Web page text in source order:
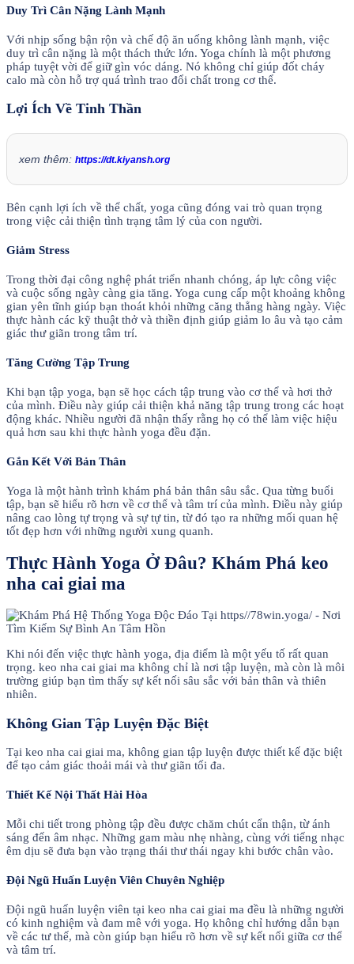
Duy Trì Cân Nặng Lành Mạnh
Với nhịp sống bận rộn và chế độ ăn uống không lành mạnh, việc
duy trì cân nặng là một thách thức lớn. Yoga chính là một phương
pháp tuyệt vời để giữ gìn vóc dáng. Nó không chỉ giúp đốt cháy
calo mà còn hỗ trợ quá trình trao đổi chất trong cơ thể.
Lợi Ích Về Tinh Thần
xem thêm: https://dt.kiyansh.org
Bên cạnh lợi ích về thể chất, yoga cũng đóng vai trò quan trọng
trong việc cải thiện tình trạng tâm lý của con người.
Giảm Stress
Trong thời đại công nghệ phát triển nhanh chóng, áp lực công việc
và cuộc sống ngày càng gia tăng. Yoga cung cấp một khoảng không
gian yên tĩnh giúp bạn thoát khỏi những căng thẳng hàng ngày. Việc
thực hành các kỹ thuật thở và thiền định giúp giảm lo âu và tạo cảm
giác thư giãn trong tâm trí.
Tăng Cường Tập Trung
Khi bạn tập yoga, bạn sẽ học cách tập trung vào cơ thể và hơi thở
của mình. Điều này giúp cải thiện khả năng tập trung trong các hoạt
động khác. Nhiều người đã nhận thấy rằng họ có thể làm việc hiệu
quả hơn sau khi thực hành yoga đều đặn.
Gắn Kết Với Bản Thân
Yoga là một hành trình khám phá bản thân sâu sắc. Qua từng buổi
tập, bạn sẽ hiểu rõ hơn về cơ thể và tâm trí của mình. Điều này giúp
nâng cao lòng tự trọng và sự tự tin, từ đó tạo ra những mối quan hệ
tốt đẹp hơn với những người xung quanh.
Thực Hành Yoga Ở Đâu? Khám Phá keo
nha cai giai ma
Khi nói đến việc thực hành yoga, địa điểm là một yếu tố rất quan
trọng. keo nha cai giai ma không chỉ là nơi tập luyện, mà còn là môi
trường giúp bạn tìm thấy sự kết nối sâu sắc với bản thân và thiên
nhiên.
Không Gian Tập Luyện Đặc Biệt
Tại keo nha cai giai ma, không gian tập luyện được thiết kế đặc biệt
để tạo cảm giác thoải mái và thư giãn tối đa.
Thiết Kế Nội Thất Hài Hòa
Mỗi chi tiết trong phòng tập đều được chăm chút cẩn thận, từ ánh
sáng đến âm nhạc. Những gam màu nhẹ nhàng, cùng với tiếng nhạc
êm dịu sẽ đưa bạn vào trạng thái thư thái ngay khi bước chân vào.
Đội Ngũ Huấn Luyện Viên Chuyên Nghiệp
Đội ngũ huấn luyện viên tại keo nha cai giai ma đều là những người
có kinh nghiệm và đam mê với yoga. Họ không chỉ hướng dẫn bạn
về các tư thế, mà còn giúp bạn hiểu rõ hơn về sự kết nối giữa cơ thể
và tâm trí.